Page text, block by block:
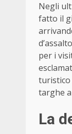
Negli
fatto il
per i
turistico
targhe
La